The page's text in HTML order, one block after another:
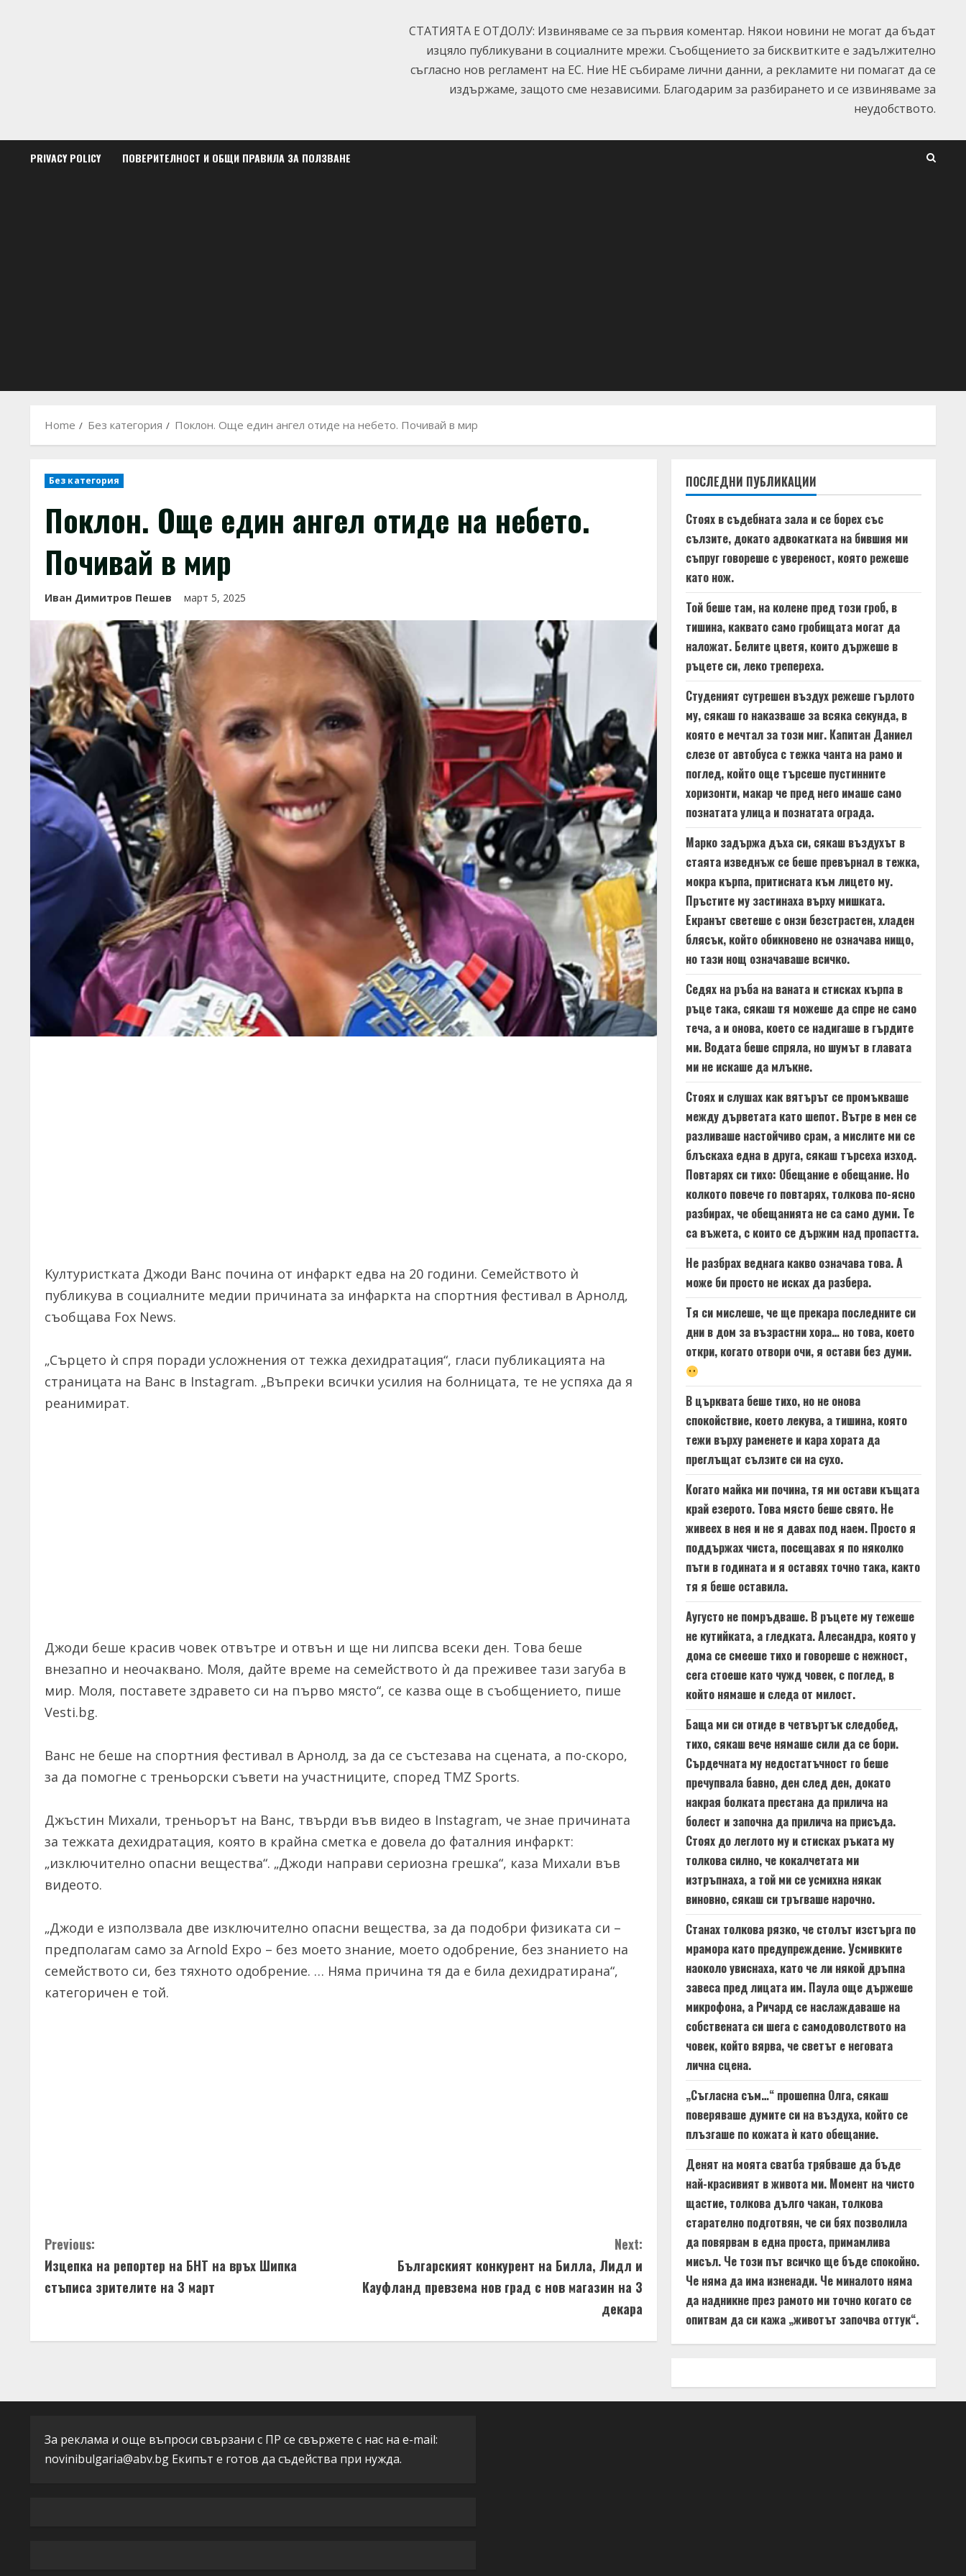
СТАТИЯТА Е ОТДОЛУ: Извиняваме се за първия коментар. Някои новини не могат да бъдат
изцяло публикувани в социалните мрежи. Съобщението за бисквитките е задължително
съгласно нов регламент на ЕС. Ние НЕ събираме лични данни, а рекламите ни помагат да се
издържаме, защото сме независими. Благодарим за разбирането и се извиняваме за
неудобството.
PRIVACY POLICY ПОВЕРИТЕЛНОСТ И ОБЩИ ПРАВИЛА ЗА ПОЛЗВАНЕ
Home Без категория Поклон. Още един ангел отиде на небето. Почивай в мир
Без категория
Поклон. Още един ангел отиде на небето.
Почивай в мир
Иван Димитров Пешев март 5, 2025
Kултуристката Джоди Ванс почина от инфаркт едва на 20 години. Семейството ѝ
публикува в социалните медии причината за инфаркта на спортния фестивал в Арнолд,
съобщава Fox News.
„Сърцето ѝ спря поради усложнения от тежка дехидратация“, гласи публикацията на
страницата на Ванс в Instagram. „Въпреки всички усилия на болницата, те не успяха да я
реанимират.
Джоди беше красив човек отвътре и отвън и ще ни липсва всеки ден. Това беше
внезапно и неочаквано. Моля, дайте време на семейството ѝ да преживее тази загуба в
мир. Моля, поставете здравето си на първо място“, се казва още в съобщението, пише
Vesti.bg.
Ванс не беше на спортния фестивал в Арнолд, за да се състезава на сцената, а по-скоро,
за да помогне с треньорски съвети на участниците, според TMZ Sports.
Джъстин Михали, треньорът на Ванс, твърди във видео в Instagram, че знае причината
за тежката дехидратация, която в крайна сметка е довела до фаталния инфаркт:
„изключително опасни вещества“. „Джоди направи сериозна грешка“, каза Михали във
видеото.
„Джоди е използвала две изключително опасни вещества, за да подобри физиката си –
предполагам само за Arnold Expo – без моето знание, моето одобрение, без знанието на
семейството си, без тяхното одобрение. … Няма причина тя да е била дехидратирана“,
категоричен е той.
C
o
t
n
u
e
Previous:
Изцепка на репортер на БНТ на връх Шипка
стъписа зрителите на 3 март
Next:
Българският конкурент на Билла, Лидл и
Кауфланд превзема нов град с нов магазин на 3
декара
ПОСЛЕДНИ ПУБЛИКАЦИИ
Стоях в съдебната зала и се борех със
сълзите, докато адвокатката на бившия ми
съпруг говореше с увереност, която режеше
като нож.
Той беше там, на колене пред този гроб, в
тишина, каквато само гробищата могат да
наложат. Белите цветя, които държеше в
ръцете си, леко трепереха.
Студеният сутрешен въздух режеше гърлото
му, сякаш го наказваше за всяка секунда, в
която е мечтал за този миг. Капитан Даниел
слезе от автобуса с тежка чанта на рамо и
поглед, който още търсеше пустинните
хоризонти, макар че пред него имаше само
познатата улица и познатата ограда.
Марко задържа дъха си, сякаш въздухът в
стаята изведнъж се беше превърнал в тежка,
мокра кърпа, притисната към лицето му.
Пръстите му застинаха върху мишката.
Екранът светеше с онзи безстрастен, хладен
блясък, който обикновено не означава нищо,
но тази нощ означаваше всичко.
Седях на ръба на ваната и стисках кърпа в
ръце така, сякаш тя можеше да спре не само
теча, а и онова, което се надигаше в гърдите
ми. Водата беше спряла, но шумът в главата
ми не искаше да млъкне.
Стоях и слушах как вятърът се промъкваше
между дърветата като шепот. Вътре в мен се
разливаше настойчиво срам, а мислите ми се
блъскаха една в друга, сякаш търсеха изход.
Повтарях си тихо: Обещание е обещание. Но
колкото повече го повтарях, толкова по-ясно
разбирах, че обещанията не са само думи. Те
са въжета, с които се държим над пропастта.
Не разбрах веднага какво означава това. А
може би просто не исках да разбера.
Тя си мислеше, че ще прекара последните си
дни в дом за възрастни хора… но това, което
откри, когато отвори очи, я остави без думи.
В църквата беше тихо, но не онова
спокойствие, което лекува, а тишина, която
тежи върху раменете и кара хората да
преглъщат сълзите си на сухо.
Когато майка ми почина, тя ми остави къщата
край езерото. Това място беше свято. Не
живеех в нея и не я давах под наем. Просто я
поддържах чиста, посещавах я по няколко
пъти в годината и я оставях точно така, както
тя я беше оставила.
Аугусто не помръдваше. В ръцете му тежеше
не кутийката, а гледката. Алесандра, която у
дома се смееше тихо и говореше с нежност,
сега стоеше като чужд човек, с поглед, в
който нямаше и следа от милост.
Баща ми си отиде в четвъртък следобед,
тихо, сякаш вече нямаше сили да се бори.
Сърдечната му недостатъчност го беше
пречупвала бавно, ден след ден, докато
накрая болката престана да прилича на
болест и започна да прилича на присъда.
Стоях до леглото му и стисках ръката му
толкова силно, че кокалчетата ми
изтръпнаха, а той ми се усмихна някак
виновно, сякаш си тръгваше нарочно.
Станах толкова рязко, че столът изстърга по
мрамора като предупреждение. Усмивките
наоколо увиснаха, като че ли някой дръпна
завеса пред лицата им. Паула още държеше
микрофона, а Ричард се наслаждаваше на
собствената си шега с самодоволството на
човек, който вярва, че светът е неговата
лична сцена.
„Съгласна съм…“ прошепна Олга, сякаш
поверяваше думите си на въздуха, който се
плъзгаше по кожата ѝ като обещание.
Денят на моята сватба трябваше да бъде
най-красивият в живота ми. Момент на чисто
щастие, толкова дълго чакан, толкова
старателно подготвян, че си бях позволила
да повярвам в една проста, примамлива
мисъл. Че този път всичко ще бъде спокойно.
Че няма да има изненади. Че миналото няма
да надникне през рамото ми точно когато се
опитвам да си кажа „животът започва оттук“.
За реклама и още въпроси свързани с ПР се свържете с нас на e-mail:
novinibulgaria@abv.bg Екипът е готов да съдейства при нужда.